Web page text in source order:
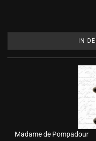
IN
Madame de Pompadour